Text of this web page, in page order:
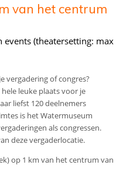
van het centrum
(theatersetting: max
vergadering of congres?
leuke plaats voor je
liefst 120 deelnemers
is het Watermuseum
als congressen.
deze vergaderlocatie.
op 1 km van het centrum van